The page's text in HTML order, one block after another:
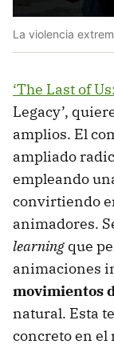
La violencia
‘The Last of
Legacy’,
amplios. El
ampliado
empleando
convirtiendo
animadores.
learning que
animaciones
movimientos
natural. Esta
concreto en el